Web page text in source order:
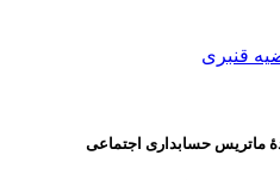
قنبری
ماتریس حسابداری اجتماعی